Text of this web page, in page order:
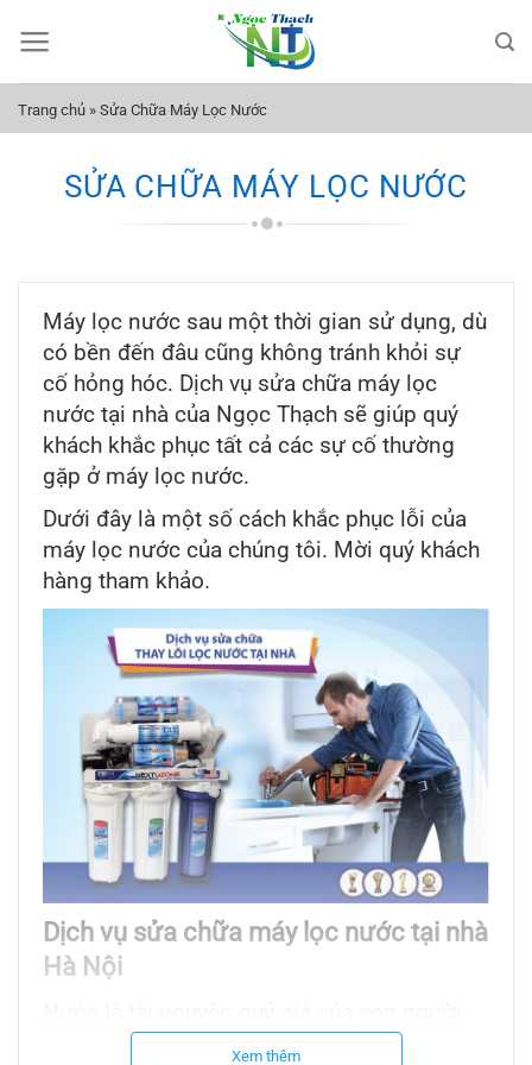
qua
nội
dung
Trang chủ » Sửa Chữa Máy Lọc Nước
SỬA CHỮA MÁY LỌC NƯỚC
Máy lọc nước sau một thời gian sử dụng, dù
có bền đến đâu cũng không tránh khỏi sự
cố hỏng hóc. Dịch vụ sửa chữa máy lọc
nước tại nhà của Ngọc Thạch sẽ giúp quý
khách khắc phục tất cả các sự cố thường
gặp ở máy lọc nước.
Dưới đây là một số cách khắc phục lỗi của
máy lọc nước của chúng tôi. Mời quý khách
hàng tham khảo.
Dịch vụ sửa chữa máy lọc nước tại nhà
Hà Nội
và việc sử dụng nước sạch đóng vai trò
Xem thêm